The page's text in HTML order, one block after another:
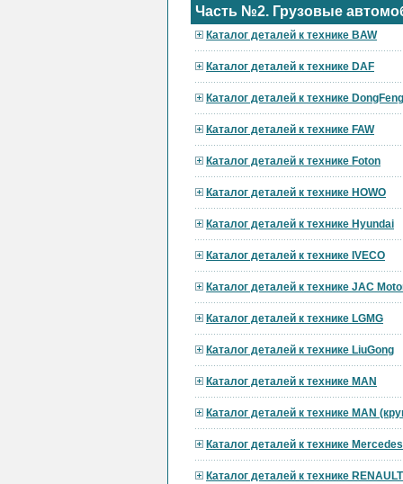
Часть №2. Грузовые
Каталог деталей к технике BAW
Каталог деталей к технике DAF
Каталог деталей к технике DongFeng
Каталог деталей к технике FAW
Каталог деталей к технике Foton
Каталог деталей к технике HOWO
Каталог деталей к технике Hyundai
Каталог деталей к технике IVECO
Каталог деталей к технике JAC
Каталог деталей к технике LGMG
Каталог деталей к технике LiuGong
Каталог деталей к технике MAN
Каталог деталей к технике MAN
Каталог деталей к технике
Каталог деталей к технике RENAULT